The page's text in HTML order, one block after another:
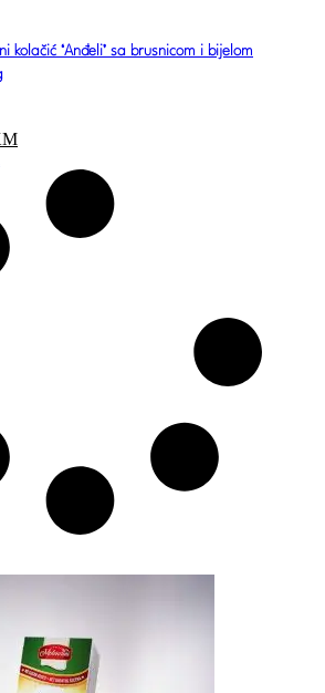
kolačić ‘Anđeli’ sa brusnicom i bijelom
Current
price
331 KM.